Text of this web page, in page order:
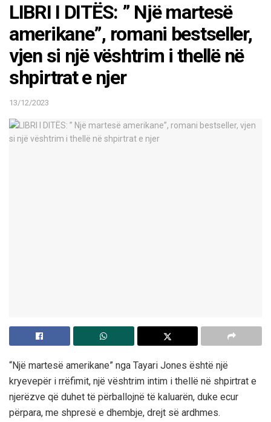
LIBRI I DITËS: ” Një martesë
amerikane”, romani bestseller,
vjen si një vështrim i thellë në
shpirtrat e njer
13/12/2023
“Një martesë amerikane” nga Tayari Jones është një
kryevepër i rrëfimit, një vështrim intim i thellë në shpirtrat e
njerëzve që duhet të përballojnë të kaluarën, duke ecur
përpara, me shpresë e dhembje, drejt së ardhmes.